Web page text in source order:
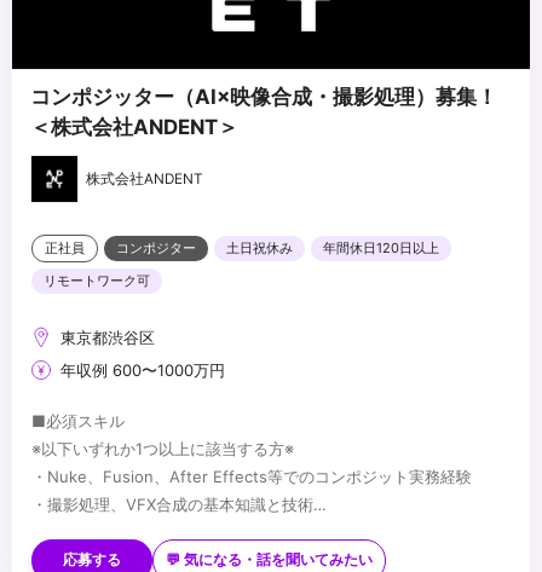
コンポジッター（AI×映像合成・撮影処理）募集！
＜株式会社ANDENT＞
株式会社ANDENT
正社員 コンポジター 土日祝休み
年間休日120日以上
リモートワーク可
東京都渋谷区
年収例 600〜1000万円
■必須スキル
※以下いずれか1つ以上に該当する方※
・Nuke、Fusion、After Effects等でのコンポジット実務経験
・撮影処理、VFX合成の基本知識と技術
・アニメ、実写、3D問わず、ハイエンド映像プロジェクトでの実働
応募する 💬 気になる・話を聞いてみたい